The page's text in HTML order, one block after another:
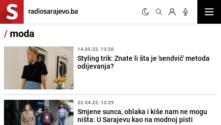
/ moda
14.05.22. 13:20
Styling trik: Znate li šta je 'sendvič' metoda
odijevanja?
22.04.22. 13:29
Smjene sunca, oblaka i kiše nam ne mogu
ništa: U Sarajevu kao na modnoj pisti